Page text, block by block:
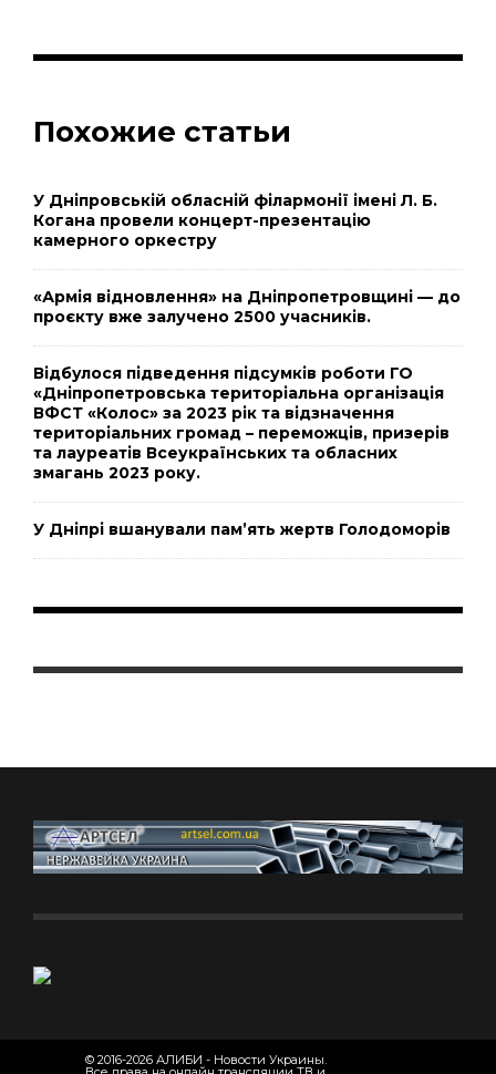
Похожие статьи
У Дніпровській обласній філармонії імені Л. Б.
Когана провели концерт-презентацію
камерного оркестру
«Армія відновлення» на Дніпропетровщині — до
проєкту вже залучено 2500 учасників.
Відбулося підведення підсумків роботи ГО
«Дніпропетровська територіальна організація
ВФСТ «Колос» за 2023 рік та відзначення
територіальних громад – переможців, призерів
та лауреатів Всеукраїнських та обласних
змагань 2023 року.
У Дніпрі вшанували пам’ять жертв Голодоморів
© 2016-2026 АЛИБИ - Новости Украины.